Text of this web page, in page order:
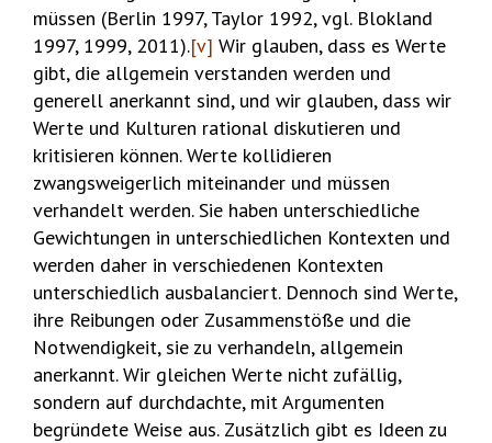
müssen (Berlin 1997, Taylor 1992, vgl. Blokland
1997, 1999, 2011).[v] Wir glauben, dass es Werte
gibt, die allgemein verstanden werden und
generell anerkannt sind, und wir glauben, dass wir
Werte und Kulturen rational diskutieren und
kritisieren können. Werte kollidieren
zwangsweigerlich miteinander und müssen
verhandelt werden. Sie haben unterschiedliche
Gewichtungen in unterschiedlichen Kontexten und
werden daher in verschiedenen Kontexten
unterschiedlich ausbalanciert. Dennoch sind Werte,
ihre Reibungen oder Zusammenstöße und die
Notwendigkeit, sie zu verhandeln, allgemein
anerkannt. Wir gleichen Werte nicht zufällig,
sondern auf durchdachte, mit Argumenten
begründete Weise aus. Zusätzlich gibt es Ideen zu